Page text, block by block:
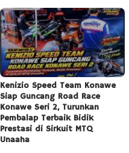
Kenizio Speed Team Konawe
Siap Guncang Road Race
Konawe Seri 2, Turunkan
Pembalap Terbaik Bidik
Prestasi di Sirkuit MTQ
Unaaha